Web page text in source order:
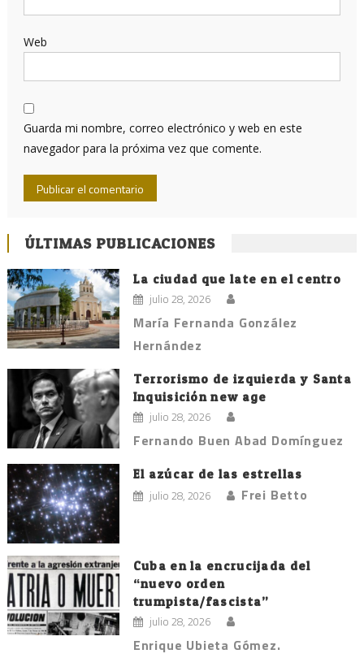
Web
Guarda mi nombre, correo electrónico y web en este
navegador para la próxima vez que comente.
ÚLTIMAS PUBLICACIONES
La ciudad que late en el centro
julio 28, 2026
María Fernanda González
Hernández
Terrorismo de izquierda y Santa
Inquisición new age
julio 28, 2026
Fernando Buen Abad Domínguez
El azúcar de las estrellas
julio 28, 2026 Frei Betto
Cuba en la encrucijada del
“nuevo orden
trumpista/fascista”
julio 28, 2026
Enrique Ubieta Gómez.